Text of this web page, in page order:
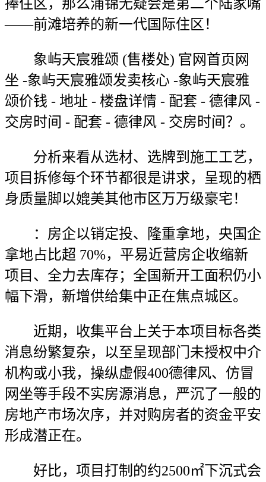
捧住区，那么浦锦无疑会是第二个陆家嘴
——前滩培养的新一代国际住区！
象屿天宸雅颂 (售楼处) 官网首页网
坐 -象屿天宸雅颂发卖核心 -象屿天宸雅
颂价钱 - 地址 - 楼盘详情 - 配套 - 德律风 -
交房时间 - 配套 - 德律风 - 交房时间？。
分析来看从选材、选牌到施工工艺，
项目拆修每个环节都很是讲求，呈现的栖
身质量脚以媲美其他市区万万级豪宅！
：房企以销定投、隆重拿地，央国企
拿地占比超 70%，平易近营房企收缩新
项目、全力去库存；全国新开工面积仍小
幅下滑，新增供给集中正在焦点城区。
近期，收集平台上关于本项目标各类
消息纷繁复杂，以至呈现部门未授权中介
机构或小我，操纵虚假400德律风、仿冒
网坐等手段不实房源消息，严沉了一般的
房地产市场次序，并对购房者的资金平安
形成潜正在。
好比，项目打制的约2500㎡下沉式会